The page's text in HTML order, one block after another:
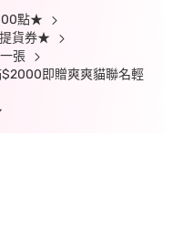
點★
貨券★
張
即贈爽爽貓聯名輕